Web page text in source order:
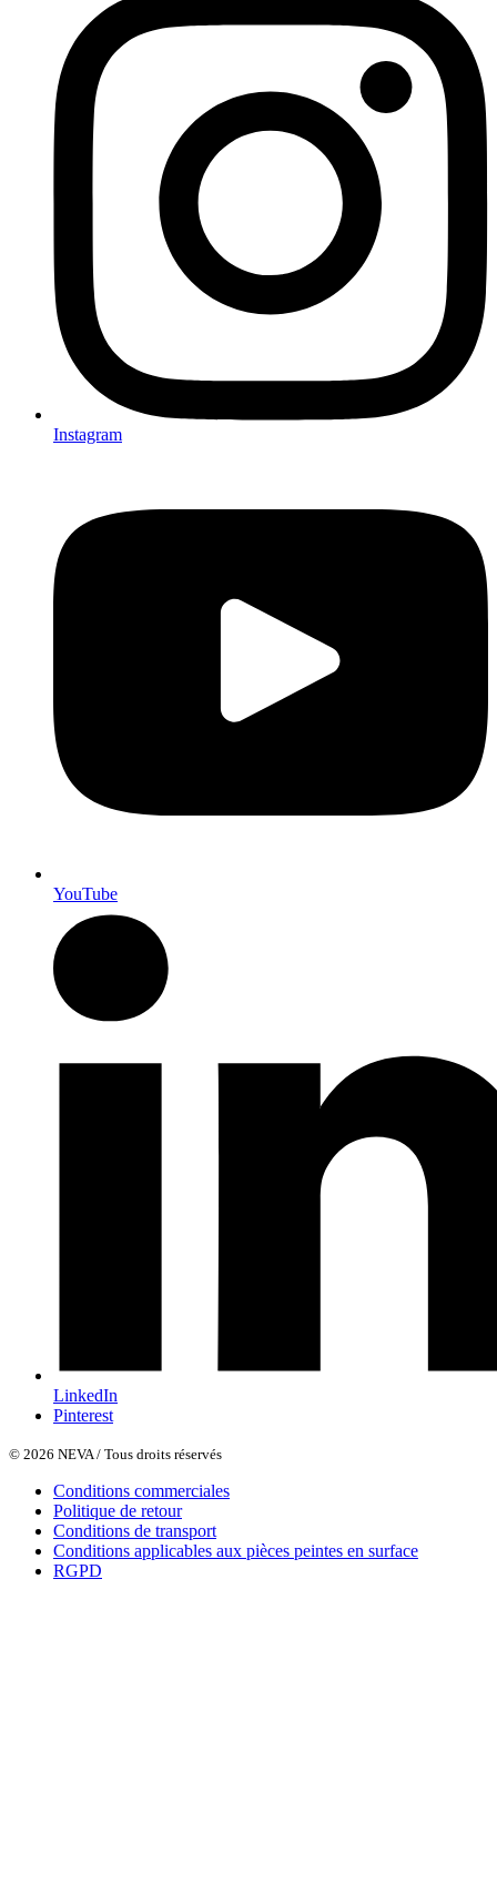
Instagram
YouTube
LinkedIn
Pinterest
© 2026 NEVA / Tous droits réservés
Conditions commerciales
Politique de retour
Conditions de transport
Conditions applicables aux pièces peintes en surface
RGPD